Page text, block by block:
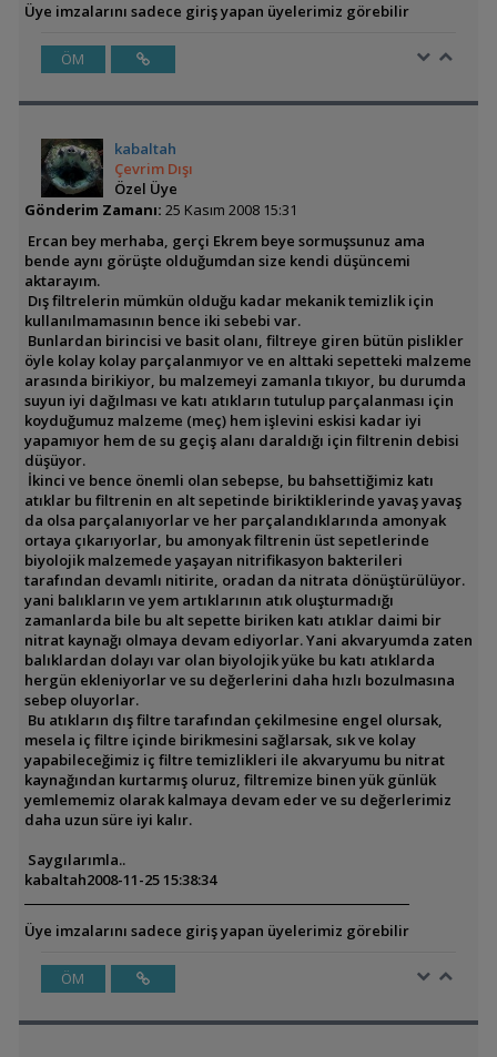
Üye imzalarını sadece giriş yapan üyelerimiz görebilir
ÖM
kabaltah
Çevrim Dışı
Özel Üye
Gönderim Zamanı: 25 Kasım 2008 15:31
Ercan bey merhaba, gerçi Ekrem beye sormuşsunuz ama
bende aynı görüşte olduğumdan size kendi düşüncemi
aktarayım.
Dış filtrelerin mümkün olduğu kadar mekanik temizlik için
kullanılmamasının bence iki sebebi var.
Bunlardan birincisi ve basit olanı, filtreye giren bütün pislikler
öyle kolay kolay parçalanmıyor ve en alttaki sepetteki malzeme
arasında birikiyor, bu malzemeyi zamanla tıkıyor, bu durumda
suyun iyi dağılması ve katı atıkların tutulup parçalanması için
koyduğumuz malzeme (meç) hem işlevini eskisi kadar iyi
yapamıyor hem de su geçiş alanı daraldığı için filtrenin debisi
düşüyor.
İkinci ve bence önemli olan sebepse, bu bahsettiğimiz katı
atıklar bu filtrenin en alt sepetinde biriktiklerinde yavaş yavaş
da olsa parçalanıyorlar ve her parçalandıklarında amonyak
ortaya çıkarıyorlar, bu amonyak filtrenin üst sepetlerinde
biyolojik malzemede yaşayan nitrifikasyon bakterileri
tarafından devamlı nitirite, oradan da nitrata dönüştürülüyor.
yani balıkların ve yem artıklarının atık oluşturmadığı
zamanlarda bile bu alt sepette biriken katı atıklar daimi bir
nitrat kaynağı olmaya devam ediyorlar. Yani akvaryumda zaten
balıklardan dolayı var olan biyolojik yüke bu katı atıklarda
hergün ekleniyorlar ve su değerlerini daha hızlı bozulmasına
sebep oluyorlar.
Bu atıkların dış filtre tarafından çekilmesine engel olursak,
mesela iç filtre içinde birikmesini sağlarsak, sık ve kolay
yapabileceğimiz iç filtre temizlikleri ile akvaryumu bu nitrat
kaynağından kurtarmış oluruz, filtremize binen yük günlük
yemlememiz olarak kalmaya devam eder ve su değerlerimiz
daha uzun süre iyi kalır.
Saygılarımla..
kabaltah2008-11-25 15:38:34
Üye imzalarını sadece giriş yapan üyelerimiz görebilir
ÖM